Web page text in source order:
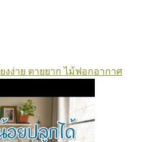
งง่าย ตายยาก ไม้ฟอกอากาศ